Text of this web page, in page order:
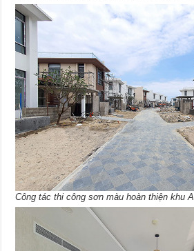
Công tác thi công sơn màu hoàn thiện khu A